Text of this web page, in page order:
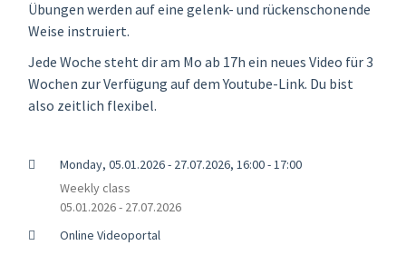
Übungen werden auf eine gelenk- und rückenschonende
Weise instruiert.
Jede Woche steht dir am Mo ab 17h ein neues Video für 3
Wochen zur Verfügung auf dem Youtube-Link. Du bist
also zeitlich flexibel.
Monday, 05.01.2026 - 27.07.2026, 16:00 - 17:00
Weekly class
05.01.2026 - 27.07.2026
Online Videoportal